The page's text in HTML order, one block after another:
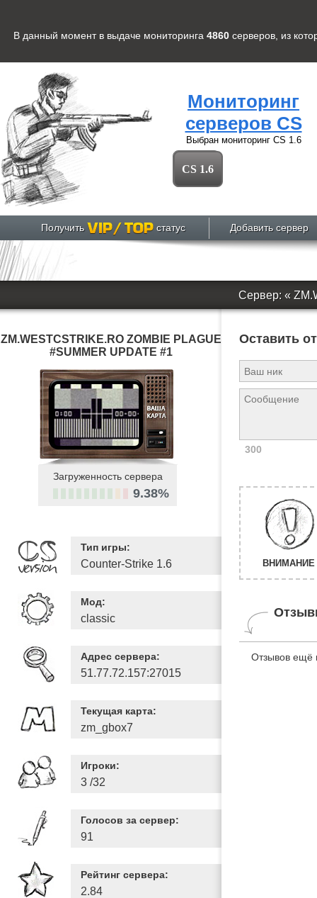
В данный момент в выдаче мониторинга 4860 серверов , из
Мониторинг
серверов CS
Выбран мониторинг CS 1.6
CS 1.6
Получить статус Добавить сервер
Сервер: «
ZM.WESTCSTRIKE.RO ZOMBIE PLAGUE
#SUMMER UPDATE #1
Загруженность сервера
9.38%
Тип игры:
Counter-Strike 1.6
Мод:
classic
Адрес сервера:
51.77.72.157:27015
Текущая карта:
zm_gbox7
Игроки:
3 /32
Голосов за сервер:
91
Рейтинг сервера:
2.84
Оставить
300
ВНИМАНИЕ
Отзывов ещё